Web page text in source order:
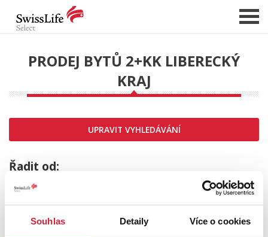
Souhlas Detaily Více o cookies
NABÍDKA NEMOVITOSTÍ
CHCI PRODAT / PRONAJMOUT
HLÍDAT NOVÉ NABÍDKY
CHCI OCENIT NEMOVITOST
O NÁS
SLUŽBY
KARIÉRA
PRODEJ BYTŮ 2+KK LIBERECKÝ
KRAJ
UPRAVIT VYHLEDÁVÁNÍ
Řadit od: